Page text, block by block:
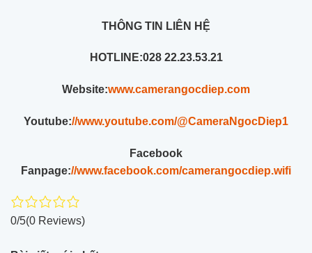
THÔNG TIN LIÊN HỆ
HOTLINE:028 22.23.53.21
Website:www.camerangocdiep.com
Youtube://www.youtube.com/@CameraNgocDiep1
Facebook
Fanpage://www.facebook.com/camerangocdiep.wifi
0/5(0 Reviews)